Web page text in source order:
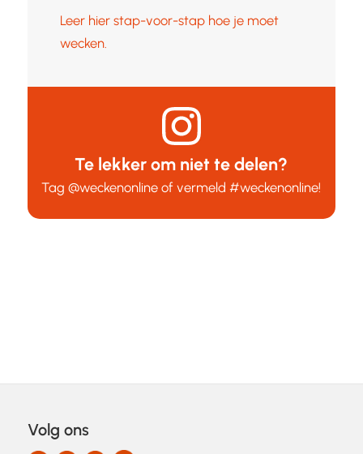
Leer hier stap-voor-stap hoe je moet
wecken.
Te lekker om niet te delen?
Tag@weckenonline of vermeld#weckenonline!
Volg ons